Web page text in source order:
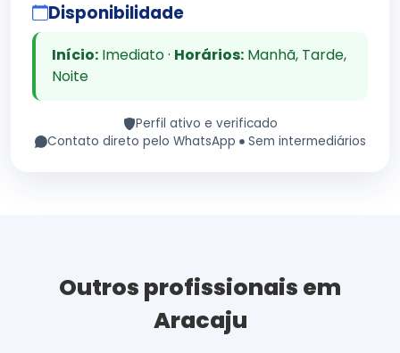
Disponibilidade
Início:Imediato · Horários:Manhã, Tarde,
Noite
Perfil ativo e verificado
Contato direto pelo WhatsApp
Sem intermediários
Outros profissionais em
Aracaju